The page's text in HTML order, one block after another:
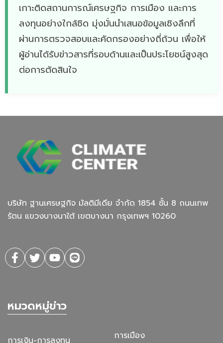
เกาะติดสถานการณ์เศรษฐกิจ การเมือง และการ
ลงทุนอย่างใกล้ชิด มุ่งมั่นนำเสนอข้อมูลเชิงลึกที่
ผ่านการตรวจสอบและคัดกรองอย่างถี่ถ้วน เพื่อให้
ผู้อ่านได้รับข่าวสารที่รอบด้านและเป็นประโยชน์สูงสุด
ต่อการตัดสินใจ
บริษัท ฐานเศรษฐกิจ มัลติมีเดีย จํากัด 1854 ชั้น 8 ถนนเทพ
รัตน แขวงบางนาใต้ เขตบางนา กรุงเทพฯ 10260
หมวดหมู่ข่าว
การเงิน-การลงทุน การเมือง